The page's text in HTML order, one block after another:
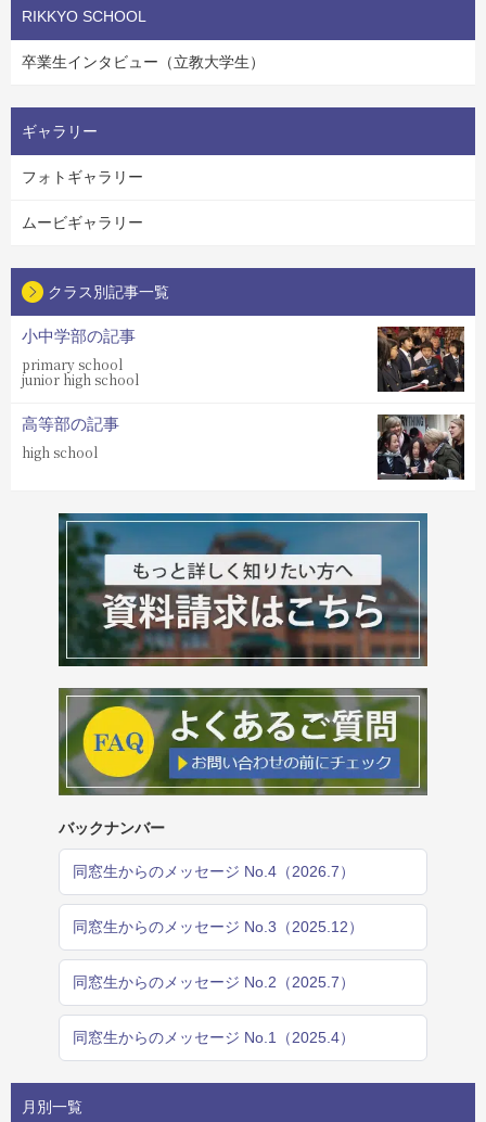
RIKKYO SCHOOL
卒業生インタビュー（立教大学生）
ギャラリー
フォトギャラリー
ムービギャラリー
クラス別記事一覧
小中学部の記事
primary school
junior high school
高等部の記事
high school
バックナンバー
同窓生からのメッセージ No.4（2026.7）
同窓生からのメッセージ No.3（2025.12）
同窓生からのメッセージ No.2（2025.7）
同窓生からのメッセージ No.1（2025.4）
月別一覧